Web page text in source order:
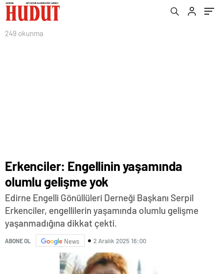
249 okunma
Erkenciler: Engellinin yaşamında
olumlu gelişme yok
Edirne Engelli Gönüllüleri Derneği Başkanı Serpil
Erkenciler, engellilerin yaşamında olumlu gelişme
yaşanmadığına dikkat çekti.
ABONE OL News 2 Aralık 2025 16:00